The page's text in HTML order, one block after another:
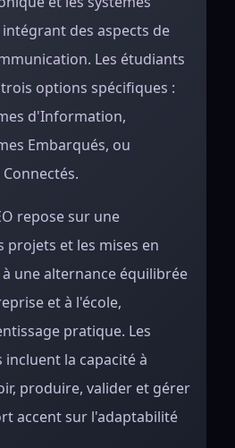
des aspects de
Les étudiants
options spécifiques :
d'Information,
Embarqués, ou
repose sur une
projets et les mises en
une alternance équilibrée
et à l'école,
pratique. Les
incluent la capacité à
produire, valider et gérer
accent sur l'adaptabilité